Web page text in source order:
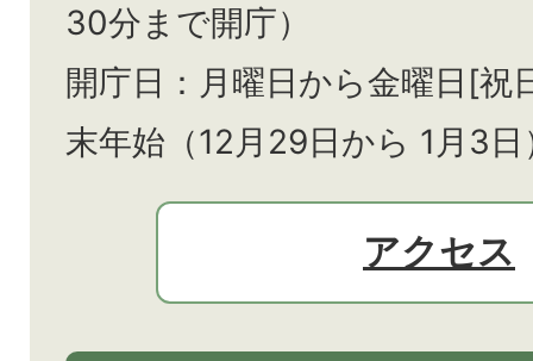
30分まで開庁）
開庁日：月曜日から金曜日[祝
末年始（12月29日から 1月3
アクセス